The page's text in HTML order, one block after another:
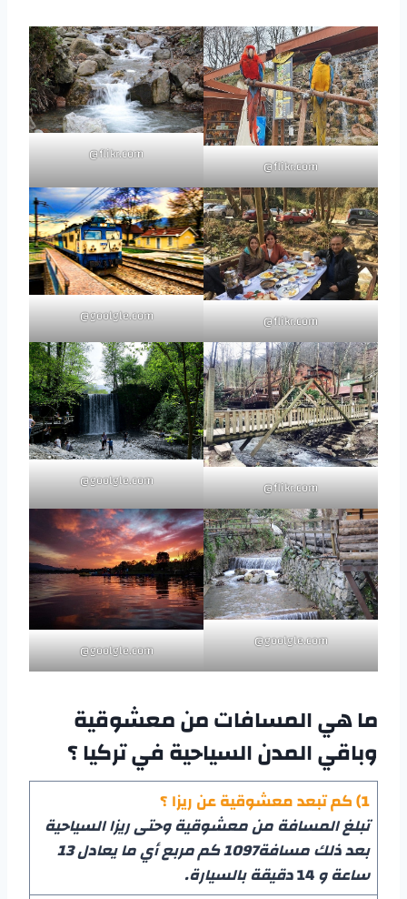
flikr.com@
flikr.com@
flikr.com@
goolgle.com@
flikr.com@
goolgle.com@
goolgle.com@
goolgle.com@
ما هي المسافات من معشوقية
وباقي المدن السياحية في تركيا ؟
1) كم تبعد معشوقية عن ريزا ؟
تبلغ المسافة من معشوقية وحتى ريزا السياحية
بعد ذلك مسافة1097 كم مربع أي ما يعادل 13
ساعة و14دقيقة بالسيارة.